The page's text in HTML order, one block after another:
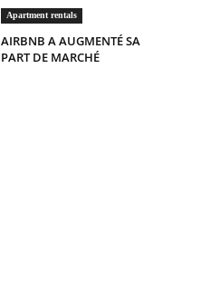
Apartment rentals
AIRBNB A AUGMENTÉ SA
PART DE MARCHÉ